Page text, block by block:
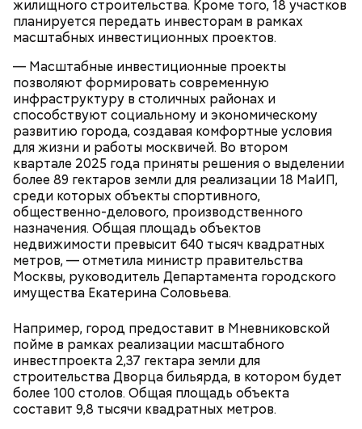
жилищного строительства. Кроме того, 18 участков
планируется передать инвесторам в рамках
масштабных инвестиционных проектов.
— Масштабные инвестиционные проекты
позволяют формировать современную
инфраструктуру в столичных районах и
способствуют социальному и экономическому
развитию города, создавая комфортные условия
для жизни и работы москвичей. Во втором
квартале 2025 года приняты решения о выделении
более 89 гектаров земли для реализации 18 МаИП,
среди которых объекты спортивного,
общественно-делового, производственного
назначения. Общая площадь объектов
недвижимости превысит 640 тысяч квадратных
метров, — отметила министр правительства
Москвы, руководитель Департамента городского
имущества Екатерина Соловьева.
Например, город предоставит в Мневниковской
пойме в рамках реализации масштабного
инвестпроекта 2,37 гектара земли для
строительства Дворца бильярда, в котором будет
более 100 столов. Общая площадь объекта
составит 9,8 тысячи квадратных метров.
В разделе «Каталог» представлены все
предложения партнеров. В нем можно включить
сортировку по типам льготы, интересующим
товарам и услугам, брендам, станциям метро и
другим.
Маршрут зеленого кольца проходит через:
Битцевский лес;
Теплый Стан;
Парк победы;
Долину реки Сетунь;
Парк Фили;
Парк Покровское-Стрешнево;
Тимирязевский парк.
В Большом Гнездниковском переулке Мастер
впервые увидел Маргариту с букетом мимоз в
руках. Именно здесь в доме № 10, где было
московское отделение газеты «Накануне», работал
сборнике писателя «Дьяволиада» и очерке «Сорок
сороков».
Исследователи считают, что в Большом
Гнездниковском переулке Михаил Булгаков
впервые увидел Елену Шиловскую. Она была его
третьей женой и хранительницей литературного
наследия писателя. Они познакомились в доме №
10, когда были в гостях у общих друзей. Они сразу
влюбились друг в друга, несмотря на то, что оба на
тот момент состояли в браке.